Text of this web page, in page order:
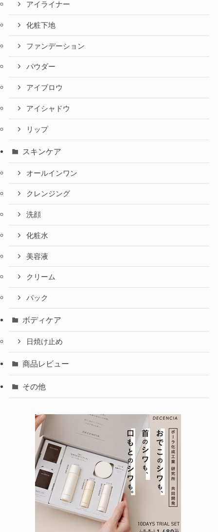
アイライナー
化粧下地
ファンデーション
パウダー
アイブロウ
アイシャドウ
リップ
スキンケア
オールインワン
クレンジング
洗顔
化粧水
美容液
クリーム
パック
ボディケア
日焼け止め
商品レビュー
その他